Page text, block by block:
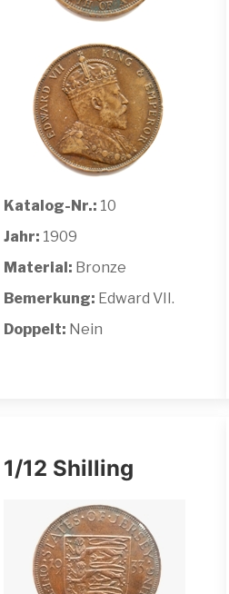
Katalog-Nr.: 10
Jahr: 1909
Material: Bronze
Bemerkung: Edward VII.
Doppelt: Nein
1/12 Shilling